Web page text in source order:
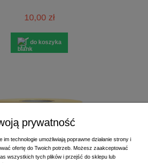
10,00 zł
do koszyka
prywatność
im technologie umożliwiają poprawne działanie strony i
ofertę do Twoich potrzeb. Możesz zaakceptować
wszystkich tych plików i przejść do sklepu lub